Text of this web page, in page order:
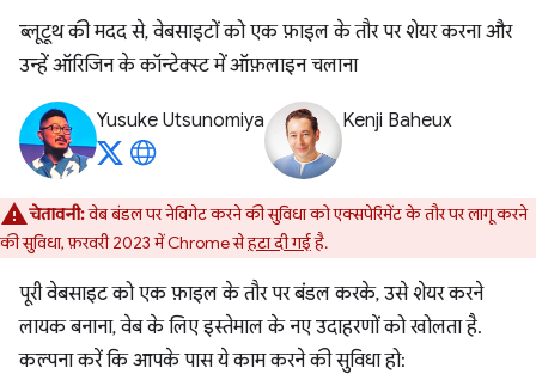
ब्लूटूथ की मदद से, वेबसाइटों को एक फ़ाइल के तौर पर शेयर करना और
उन्हें ऑरिजिन के कॉन्टेक्स्ट में ऑफ़लाइन चलाना
Yusuke Utsunomiya Kenji Baheux
चेतावनी:वेब बंडल पर नेविगेट करने की सुविधा को एक्सपेरिमेंट के तौर पर लागू करने
की सुविधा, फ़रवरी 2023 में Chrome सेहटा दी गईहै.
पूरी वेबसाइट को एक फ़ाइल के तौर पर बंडल करके, उसे शेयर करने
लायक बनाना, वेब के लिए इस्तेमाल के नए उदाहरणों को खोलता है.
कल्पना करें कि आपके पास ये काम करने की सुविधा हो: